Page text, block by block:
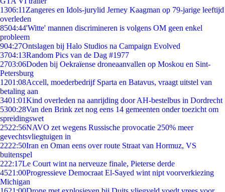
1306:11 Zangeres en Idols-jurylid Jerney Kaagman op 79-jarige leeftijd
overleden
8504:44'Witte' mannen discrimineren is volgens OM geen enkel
probleem
904:27Ontslagen bij Halo Studios na Campaign Evolved
3704:13Random Pics van de Dag #1977
2703:06Doden bij Oekraïense droneaanvallen op Moskou en Sint-
Petersburg
1201:08Accell, moederbedrijf Sparta en Batavus, vraagt uitstel van
betaling aan
3401:01Kind overleden na aanrijding door AH-bestelbus in Dordrecht
5300:28Van den Brink zet nog eens 14 gemeenten onder toezicht om
spreidingswet
2522:56NAVO zet wegens Russische provocatie 250% meer
gevechtsvliegtuigen in
2222:50Iran en Oman eens over route Straat van Hormuz, VS
buitenspel
222:17Le Court wint na nerveuze finale, Pieterse derde
4521:00Progressieve Democraat El-Sayed wint nipt voorverkiezing
Michigan